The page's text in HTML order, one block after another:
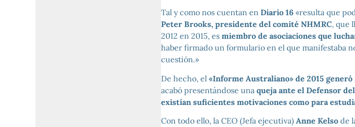
Tal y como nos cuentan en Diario 16«resulta que
Peter Brooks, presidente del comité NHMRC, que
2012 en 2015, es miembro de asociaciones que
haber firmado un formulario en el que manifestaba
cuestión.»
De hecho, el «Informe Australiano» de 2015
acabó presentándose una queja ante el Defensor
existían suficientes motivaciones como para
Con todo ello, la CEO (Jefa ejecutiva) Anne Kelsode